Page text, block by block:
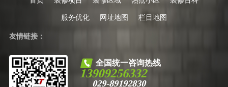
服务优化 网址地图 栏目地图
友情链接：
全国统一咨询热线
13909256332
029-89192830